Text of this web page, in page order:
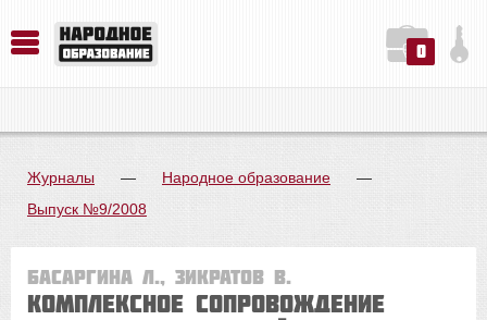
0
Журналы — Народное образование
—
Выпуск №9/2008
Басаргина Л., Зикратов В.
Комплексное сопровождение